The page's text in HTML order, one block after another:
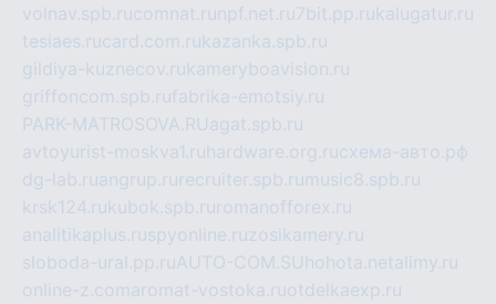
volnav.spb.rucomnat.ru npf.net.ru 7bit.pp.rukalugatur.ru
tesiaes.rucard.com.rukazanka.spb.ru
gildiya-kuznecov.rukameryboavision.ru
griffoncom.spb.rufabrika-emotsiy.ru
PARK-MATROSOVA.RUagat.spb.ru
avtoyurist-moskva1.ru hardware.org.ruсхема-авто.рф
dg-lab.ruangrup.ru recruiter.spb.ru music8.spb.ru
krsk124.rukubok.spb.ru romanofforex.ru
analitikaplus.ruspyonline.ruzosikamery.ru
sloboda-ural.pp.ruAUTO-COM.SU hohota.net alimy.ru
online-z.comaromat-vostoka.ruotdelkaexp.ru